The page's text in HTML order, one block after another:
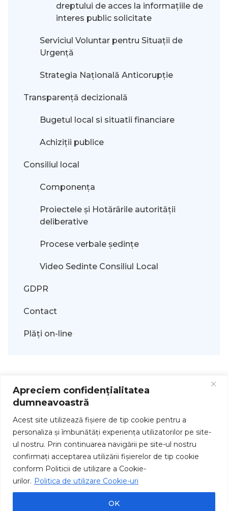
Apreciem confidențialitatea
dumneavoastră
Acest site utilizează fişiere de tip cookie pentru a
personaliza și îmbunătăți experiența utilizatorilor pe site-
ul nostru. Prin continuarea navigării pe site-ul nostru
confirmați acceptarea utilizării fişierelor de tip cookie
conform Politicii de utilizare a Cookie-
urilor. Politica de utilizare Cookie-uri
OK
dreptului de acces la informaţiile de
interes public solicitate
Serviciul Voluntar pentru Situații de
Urgență
Strategia Națională Anticorupție
Transparență decizională
Bugetul local si situatii financiare
Achiziții publice
Consiliul local
Componența
Proiectele și Hotărârile autorității
deliberative
Procese verbale ședințe
Video Sedinte Consiliul Local
GDPR
Contact
Plăți on-line
Drepturi de autor © 2026